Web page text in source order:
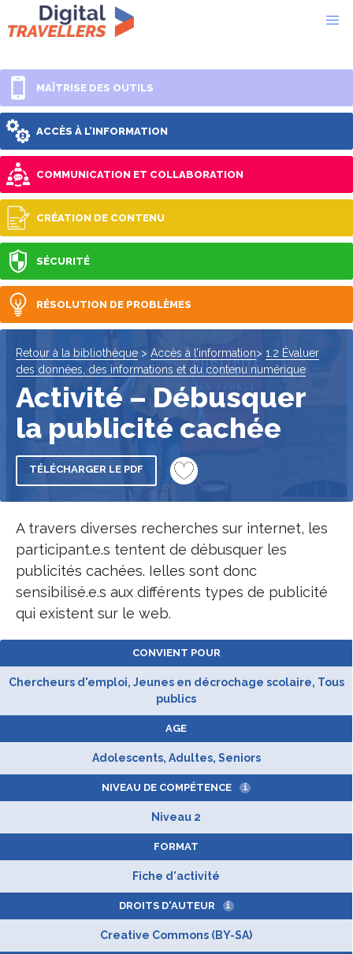
MAÎTRISE DES OUTILS
ACCÈS À L’INFORMATION
COMMUNICATION ET COLLABORATION
CRÉATION DE CONTENU
SÉCURITÉ
RÉSOLUTION DE PROBLÈMES
Retour à la bibliothèque > Accès à l’information> 1.2 Évaluer
des données, des informations et du contenu numérique
Activité – Débusquer
la publicité cachée
TÉLÉCHARGER LE PDF
A travers diverses recherches sur internet, les
participant.e.s tentent de débusquer les
publicités cachées. Ielles sont donc
sensibilisé.e.s aux différents types de publicité
qui existent sur le web.
CONVIENT POUR
Chercheurs d'emploi, Jeunes en décrochage scolaire, Tous
publics
AGE
Adolescents, Adultes, Seniors
NIVEAU DE COMPÉTENCE i
Niveau 2
FORMAT
Fiche d'activité
DROITS D'AUTEUR i
Creative Commons (BY-SA)